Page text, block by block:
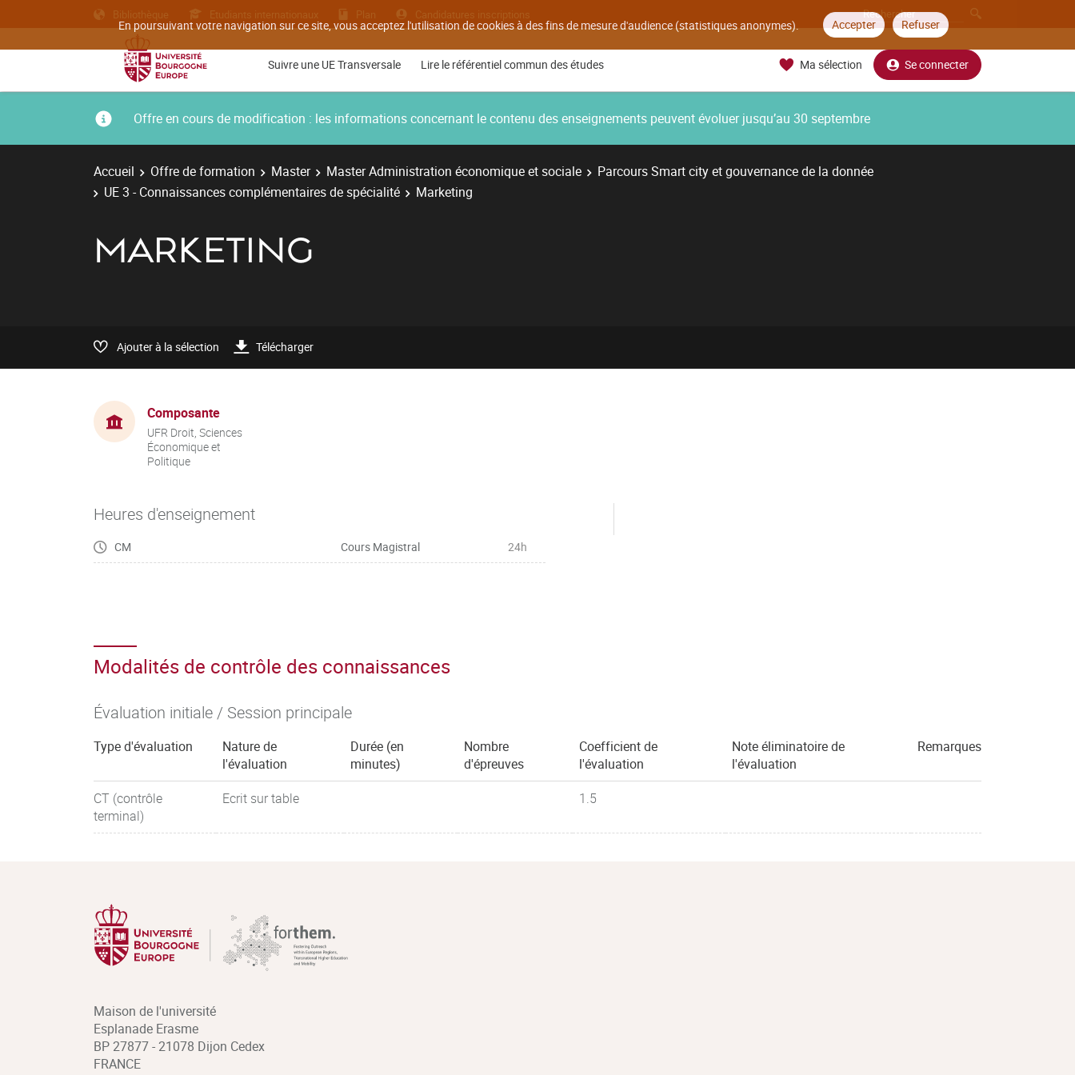
En poursuivant votre navigation sur ce site, vous acceptez l'utilisation de cookies à des fins de mesure d'audience (statistiques anonymes). Accepter Refuser
Bibliothèque Etudiants internationaux Plan Candidatures inscriptions
Suivre une UE Transversale Lire le référentiel commun des études Ma sélection Se connecter
Offre en cours de modification : les informations concernant le contenu des enseignements peuvent évoluer jusqu’au 30 septembre
Accueil Offre de formation Master Master Administration économique et sociale
Parcours Smart city et gouvernance de la donnée
UE 3 - Connaissances complémentaires de spécialité
Marketing
MARKETING
Ajouter à la sélection Télécharger
Composante
UFR Droit, Sciences
Économique et
Politique
Heures d'enseignement
CM Cours Magistral 24h
Modalités de contrôle des connaissances
Évaluation initiale / Session principale
Type d'évaluation
Nature de
l'évaluation
Durée (en
minutes)
Nombre
d'épreuves
Coefficient de
l'évaluation
Note éliminatoire de
l'évaluation
Remarques
CT (contrôle
terminal)
Ecrit sur table 1.5
Maison de l'université
Esplanade Erasme
BP 27877 - 21078 Dijon Cedex
FRANCE